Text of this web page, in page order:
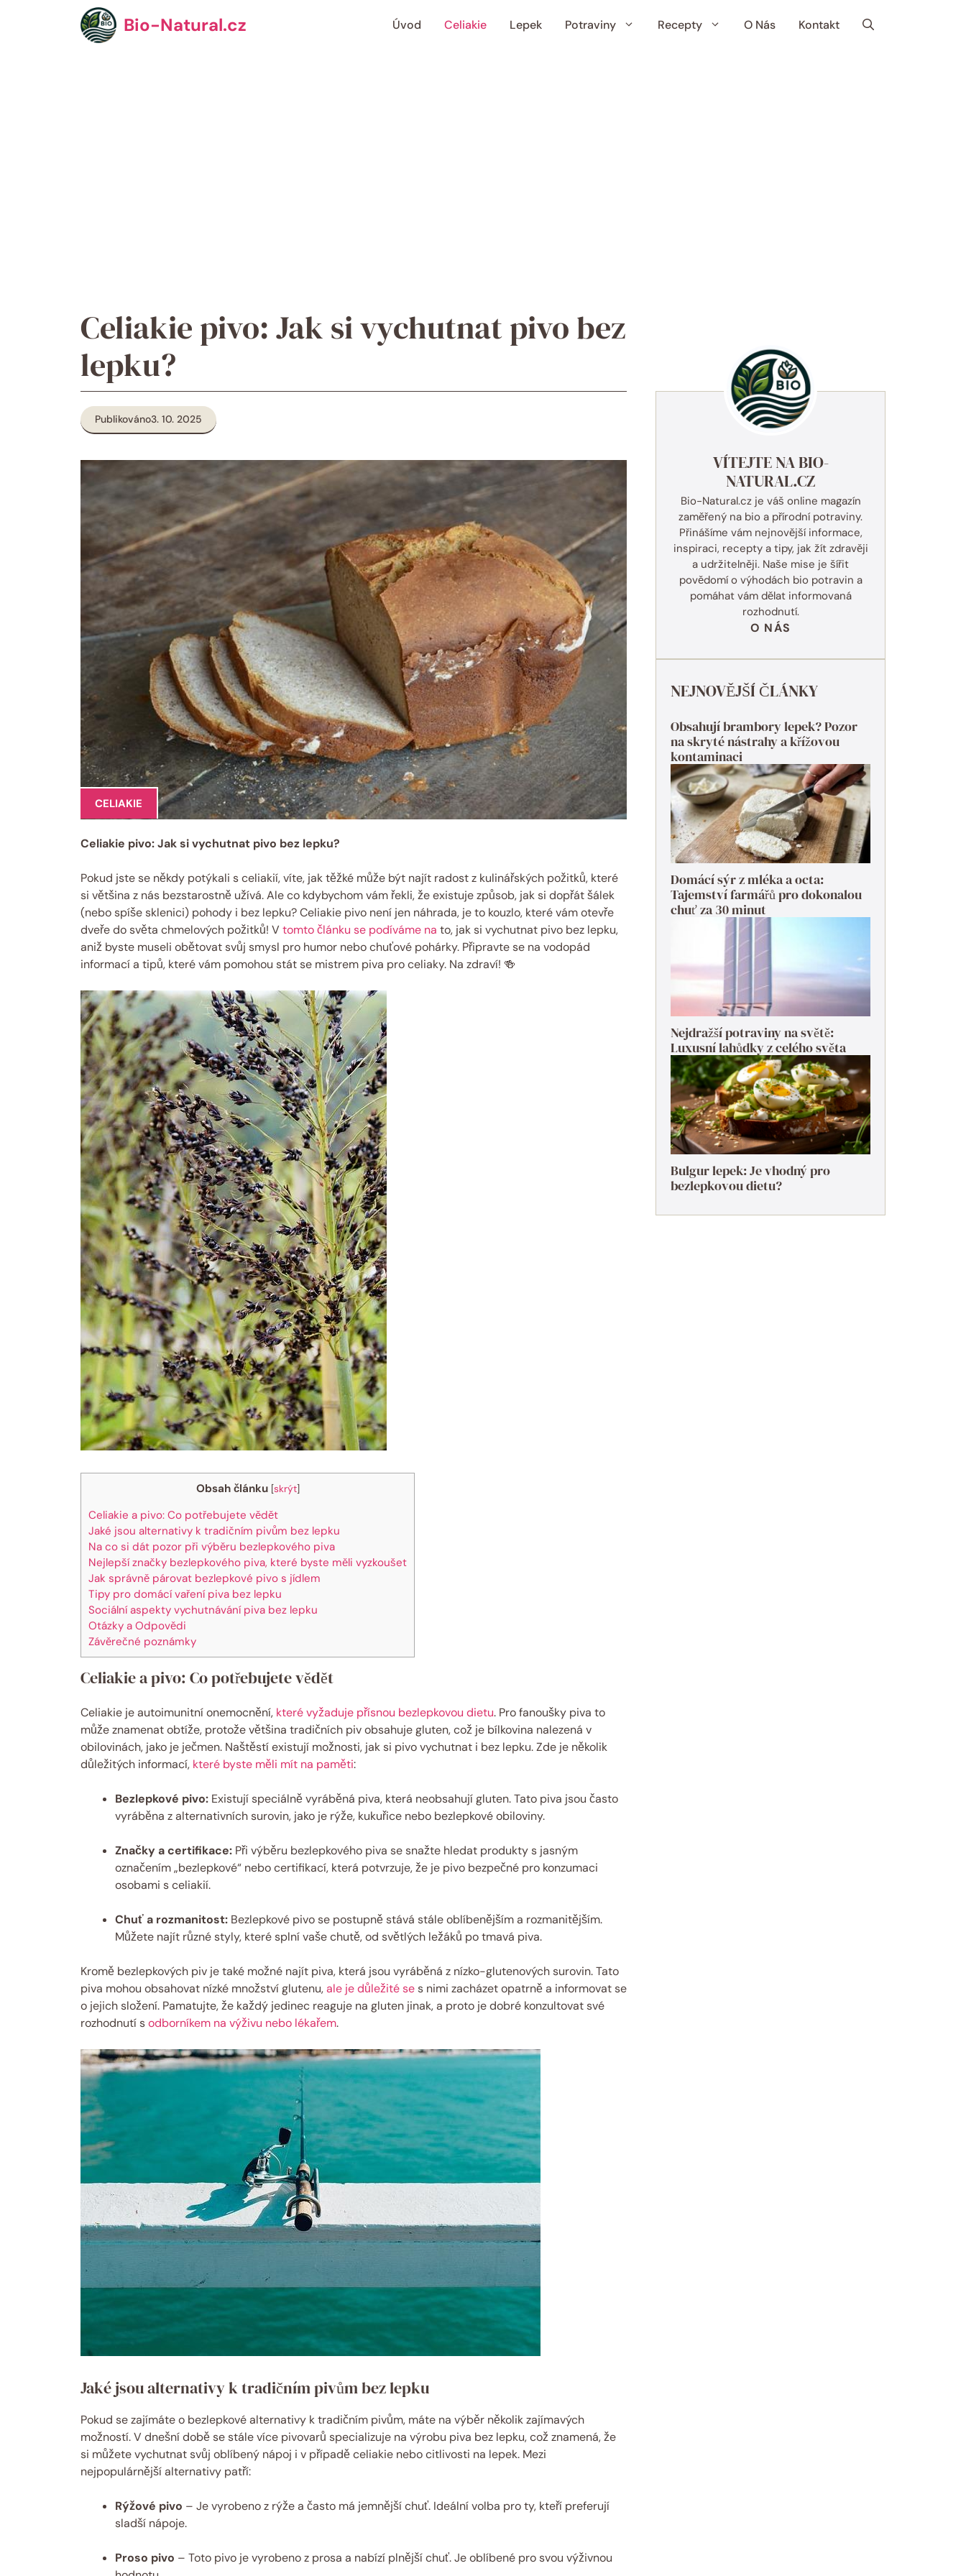
Bio-Natural.cz Úvod Celiakie Lepek Potraviny Recepty O Nás Kontakt
Celiakie pivo: Jak si vychutnat pivo bez
lepku?
Publikováno3. 10. 2025
CELIAKIE
Celiakie pivo: Jak si vychutnat pivo bez lepku?
Pokud jste se někdy potýkali s celiakií, víte, jak těžké může být najít radost z kulinářských požitků, které
si většina z nás bezstarostně užívá. Ale co kdybychom vám řekli, že existuje způsob, jak si dopřát šálek
(nebo spíše sklenici) pohody i bez lepku? Celiakie pivo není jen náhrada, je to kouzlo, které vám otevře
dveře do světa chmelových požitků! V tomto článku se podíváme na to, jak si vychutnat pivo bez lepku,
aniž byste museli obětovat svůj smysl pro humor nebo chuťové pohárky. Připravte se na vodopád
informací a tipů, které vám pomohou stát se mistrem piva pro celiaky. Na zdraví! 🍻
Obsah článku [skrýt]
Celiakie a pivo: Co potřebujete vědět
Jaké jsou alternativy k tradičním pivům bez lepku
Na co si dát pozor při výběru bezlepkového piva
Nejlepší značky bezlepkového piva, které byste měli vyzkoušet
Jak správně párovat bezlepkové pivo s jídlem
Tipy pro domácí vaření piva bez lepku
Sociální aspekty vychutnávání piva bez lepku
Otázky a Odpovědi
Závěrečné poznámky
Celiakie a pivo: Co potřebujete vědět
Celiakie je autoimunitní onemocnění, které vyžaduje přísnou bezlepkovou dietu. Pro fanoušky piva to
může znamenat obtíže, protože většina tradičních piv obsahuje gluten, což je bílkovina nalezená v
obilovinách, jako je ječmen. Naštěstí existují možnosti, jak si pivo vychutnat i bez lepku. Zde je několik
důležitých informací, které byste měli mít na paměti:
Bezlepkové pivo: Existují speciálně vyráběná piva, která neobsahují gluten. Tato piva jsou často
vyráběna z alternativních surovin, jako je rýže, kukuřice nebo bezlepkové obiloviny.
Značky a certifikace: Při výběru bezlepkového piva se snažte hledat produkty s jasným
označením „bezlepkové“ nebo certifikací, která potvrzuje, že je pivo bezpečné pro konzumaci
osobami s celiakií.
Chuť a rozmanitost: Bezlepkové pivo se postupně stává stále oblíbenějším a rozmanitějším.
Můžete najít různé styly, které splní vaše chutě, od světlých ležáků po tmavá piva.
Kromě bezlepkových piv je také možné najít piva, která jsou vyráběná z nízko-glutenových surovin. Tato
piva mohou obsahovat nízké množství glutenu,ale je důležité ses nimi zacházet opatrně a informovat se
o jejich složení. Pamatujte, že každý jedinec reaguje na gluten jinak, a proto je dobré konzultovat své
rozhodnutí sodborníkem na výživu nebo lékařem.
Jaké jsou alternativy k tradičním pivům bez lepku
Pokud se zajímáte o bezlepkové alternativy k tradičním pivům, máte na výběr několik zajímavých
možností. V dnešní době se stále více pivovarů specializuje na výrobu piva bez lepku, což znamená, že
si můžete vychutnat svůj oblíbený nápoj i v případě celiakie nebo citlivosti na lepek. Mezi
nejpopulárnější alternativy patří:
Rýžové pivo – Je vyrobeno z rýže a často má jemnější chuť. Ideální volba pro ty, kteří preferují
sladší nápoje.
Proso pivo – Toto pivo je vyrobeno z prosa a nabízí plnější chuť. Je oblíbené pro svou výživnou
VÍTEJTE NA BIO-
NATURAL.CZ
Bio-Natural.cz je váš online magazín
zaměřený na bio a přírodní potraviny.
Přinášíme vám nejnovější informace,
inspiraci, recepty a tipy, jak žít zdravěji
a udržitelněji. Naše mise je šířit
povědomí o výhodách bio potravin a
pomáhat vám dělat informovaná
rozhodnutí.
O NÁS
NEJNOVĚJŠÍ ČLÁNKY
Obsahují brambory lepek? Pozor
na skryté nástrahy a křížovou
kontaminaci
Domácí sýr z mléka a octa:
Tajemství farmářů pro dokonalou
chuť za 30 minut
Nejdražší potraviny na světě:
Luxusní lahůdky z celého světa
Bulgur lepek: Je vhodný pro
bezlepkovou dietu?